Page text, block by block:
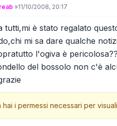
»11/10/2008, 20:17
tutti,mi è stato regalato
mi sa dare qualche
l'ogiva è
del bossolo non c'è
hai i permessi necessari per